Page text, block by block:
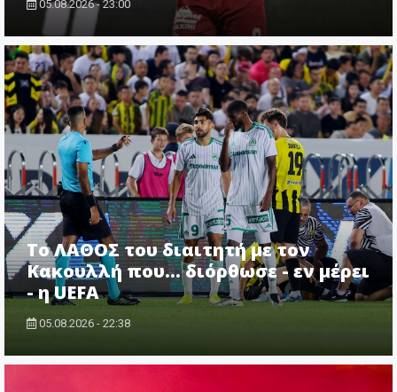
05.08.2026 - 23:00
Το ΛΑΘΟΣ του διαιτητή με τον
Κακουλλή που... διόρθωσε - εν μέρει
- η UEFA
05.08.2026 - 22:38